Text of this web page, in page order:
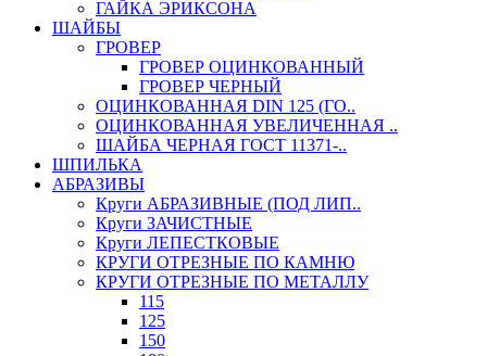
ГАЙКА ЭРИКСОНА
ШАЙБЫ
ГРОВЕР
ГРОВЕР ОЦИНКОВАННЫЙ
ГРОВЕР ЧЕРНЫЙ
ОЦИНКОВАННАЯ DIN 125 (ГО..
ОЦИНКОВАННАЯ УВЕЛИЧЕННАЯ ..
ШАЙБА ЧЕРНАЯ ГОСТ 11371-..
ШПИЛЬКА
АБРАЗИВЫ
Круги АБРАЗИВНЫЕ (ПОД ЛИП..
Круги ЗАЧИСТНЫЕ
Круги ЛЕПЕСТКОВЫЕ
КРУГИ ОТРЕЗНЫЕ ПО КАМНЮ
КРУГИ ОТРЕЗНЫЕ ПО МЕТАЛЛУ
115
125
150